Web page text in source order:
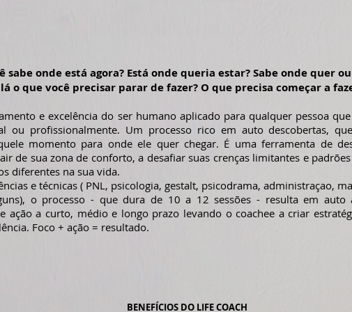
onde está agora? Está onde queria estar? Sabe onde quer
o que você precisar parar de fazer? O que precisa começar a
e excelência do ser humano aplicado para qualquer pessoa
ou profissionalmente. Um processo rico em auto descobertas,
momento para onde ele quer chegar. É uma ferramenta de
de sua zona de conforto, a desafiar suas crenças limitantes e
diferentes na sua vida.
e técnicas ( PNL, psicologia, gestalt, psicodrama, administraçao,
o processo - que dura de 10 a 12 sessões - resulta em auto
ação a curto, médio e longo prazo levando o coachee a criar
Foco + ação = resultado.
BENEFÍCIOS DO LIFE COACH